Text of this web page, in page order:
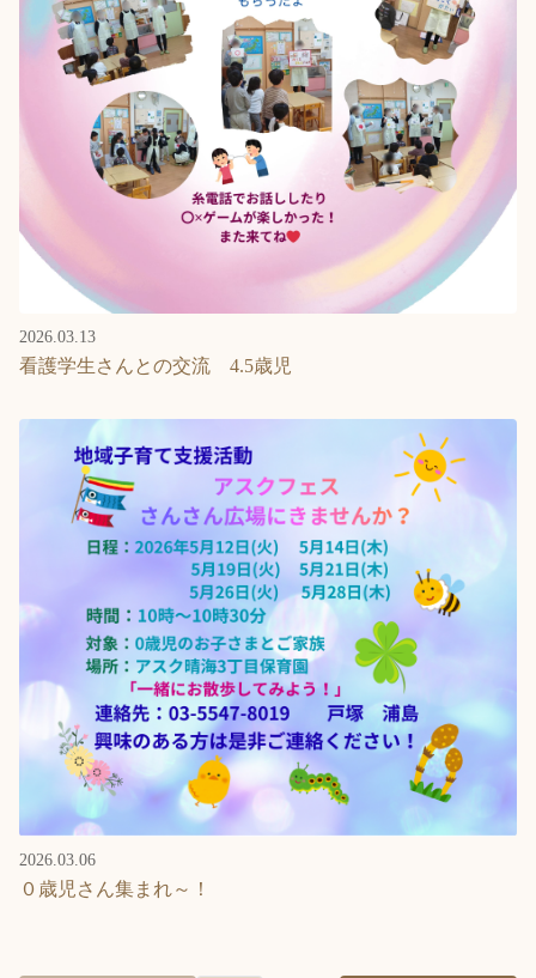
2026.03.13
看護学生さんとの交流 4.5歳児
2026.03.06
０歳児さん集まれ～！